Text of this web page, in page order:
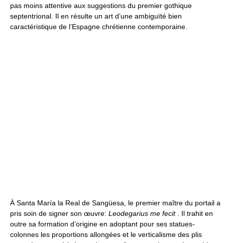
pas moins attentive aux suggestions du premier gothique
septentrional. Il en résulte un art d’une ambiguïté bien
caractéristique de l’Espagne chrétienne contemporaine.
À Santa María la Real de Sangüesa, le premier maître du portail a
pris soin de signer son œuvre: Leodegarius me fecit. Il trahit en
outre sa formation d’origine en adoptant pour ses statues-
colonnes les proportions allongées et le verticalisme des plis